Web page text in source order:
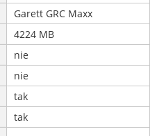
Garett GRC Maxx
4224 MB
nie
nie
tak
tak